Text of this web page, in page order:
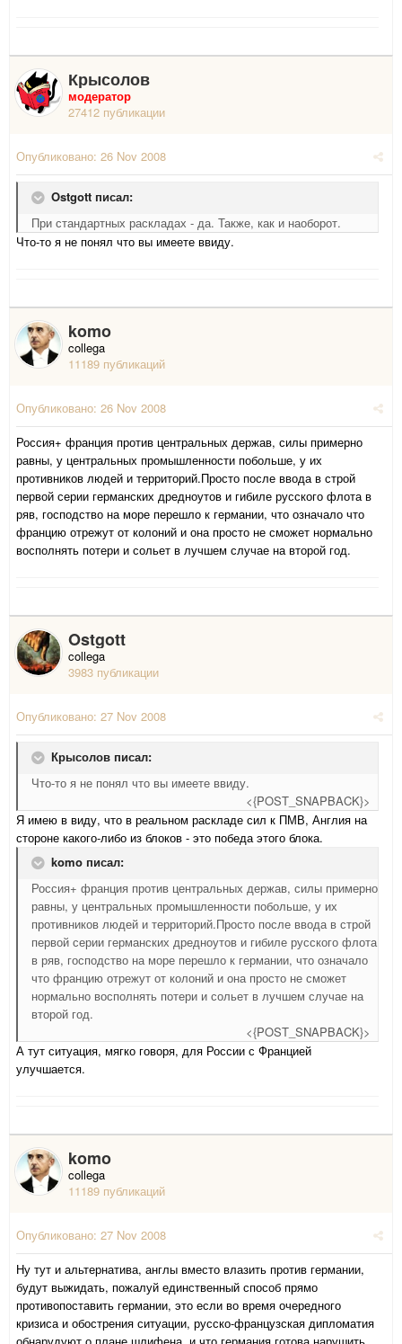
Крысолов
модератор
27412 публикации
Опубликовано: 26 Nov 2008
Ostgott писал:
При стандартных раскладах - да. Также, как и наоборот.
Что-то я не понял что вы имеете ввиду.
komo
collega
11189 публикаций
Опубликовано: 26 Nov 2008
Россия+ франция против центральных держав, силы примерно
равны, у центральных промышленности побольше, у их
противников людей и территорий.Просто после ввода в строй
первой серии германских дредноутов и гибиле русского флота в
ряв, господство на море перешло к германии, что означало что
францию отрежут от колоний и она просто не сможет нормально
восполнять потери и сольет в лучшем случае на второй год.
Ostgott
collega
3983 публикации
Опубликовано: 27 Nov 2008
Крысолов писал:
Что-то я не понял что вы имеете ввиду.
<{POST_SNAPBACK}>
Я имею в виду, что в реальном раскладе сил к ПМВ, Англия на
стороне какого-либо из блоков - это победа этого блока.
komo писал:
Россия+ франция против центральных держав, силы примерно
равны, у центральных промышленности побольше, у их
противников людей и территорий.Просто после ввода в строй
первой серии германских дредноутов и гибиле русского флота
в ряв, господство на море перешло к германии, что означало
что францию отрежут от колоний и она просто не сможет
нормально восполнять потери и сольет в лучшем случае на
второй год.
<{POST_SNAPBACK}>
А тут ситуация, мягко говоря, для России с Францией
улучшается.
komo
collega
11189 публикаций
Опубликовано: 27 Nov 2008
Ну тут и альтернатива, англы вместо влазить против германии,
будут выжидать, пожалуй единственный способ прямо
противопоставить германии, это если во время очередного
кризиса и обострения ситуации, русско-французская дипломатия